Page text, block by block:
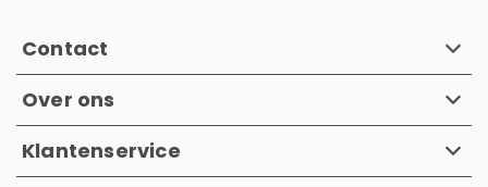
Contact
Over ons
Klantenservice